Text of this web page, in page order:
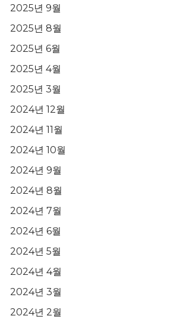
2025년 9월
2025년 8월
2025년 6월
2025년 4월
2025년 3월
2024년 12월
2024년 11월
2024년 10월
2024년 9월
2024년 8월
2024년 7월
2024년 6월
2024년 5월
2024년 4월
2024년 3월
2024년 2월